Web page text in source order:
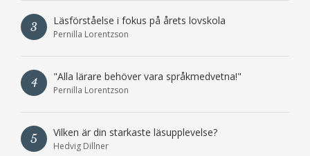
3 Läsförståelse i fokus på årets lovskola
Pernilla Lorentzson
4 "Alla lärare behöver vara språkmedvetna!"
Pernilla Lorentzson
5 Vilken är din starkaste läsupplevelse?
Hedvig Dillner